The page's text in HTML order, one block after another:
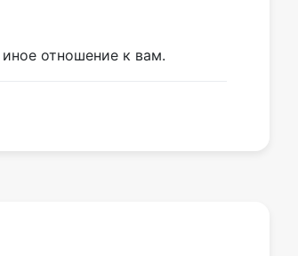
отношение к вам.